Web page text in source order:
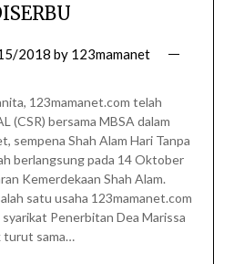
2018 by 123mamanet
123mamanet.com telah
(CSR) bersama MBSA dalam
sempena Shah Alam Hari Tanpa
berlangsung pada 14 Oktober
Kemerdekaan Shah Alam.
satu usaha 123mamanet.com
Penerbitan Dea Marissa
turut sama…